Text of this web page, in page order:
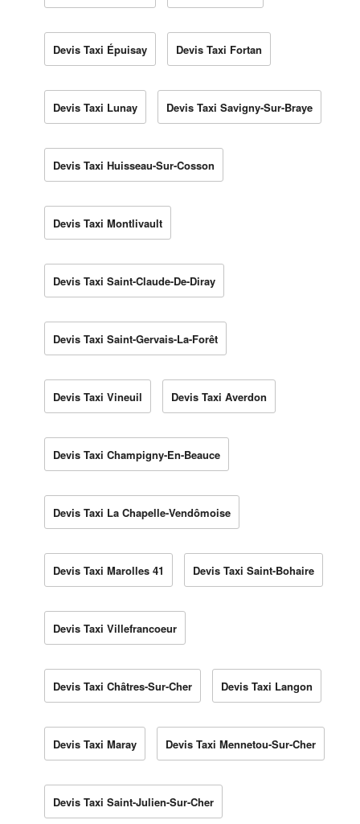
Devis Taxi Épuisay Devis Taxi Fortan
Devis Taxi Lunay Devis Taxi Savigny-Sur-Braye
Devis Taxi Huisseau-Sur-Cosson
Devis Taxi Montlivault
Devis Taxi Saint-Claude-De-Diray
Devis Taxi Saint-Gervais-La-Forêt
Devis Taxi Vineuil Devis Taxi Averdon
Devis Taxi Champigny-En-Beauce
Devis Taxi La Chapelle-Vendômoise
Devis Taxi Marolles 41 Devis Taxi Saint-Bohaire
Devis Taxi Villefrancoeur
Devis Taxi Châtres-Sur-Cher Devis Taxi Langon
Devis Taxi Maray Devis Taxi Mennetou-Sur-Cher
Devis Taxi Saint-Julien-Sur-Cher